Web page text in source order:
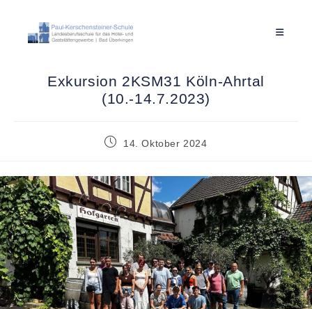
Exkursion 2KSM31 Köln-Ahrtal
(10.-14.7.2023)
14. Oktober 2024